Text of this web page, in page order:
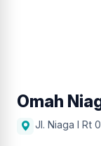
Omah
Jl. Niaga I Rt